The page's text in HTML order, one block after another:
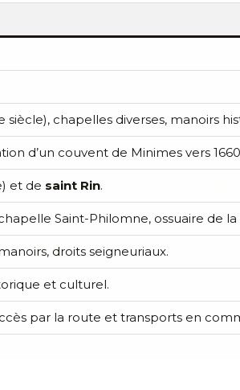
siècle), chapelles diverses, manoirs
d’un couvent de Minimes vers
et de saint Rin.
Saint-Philomne, ossuaire de
droits seigneuriaux.
et culturel.
par la route et transports en